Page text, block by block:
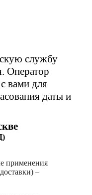
службу
Оператор
вами для
даты и
применения
–